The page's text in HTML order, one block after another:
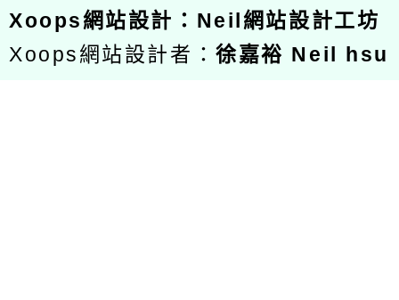
Xoops網站設計 ： Neil網站設計工坊
Xoops網站設計者：徐嘉裕 Neil hsu